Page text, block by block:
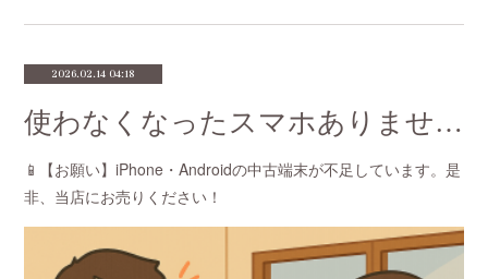
2026.02.14 04:18
使わなくなったスマホありませんか？
📱【お願い】iPhone・Androidの中古端末が不足しています。是
非、当店にお売りください！